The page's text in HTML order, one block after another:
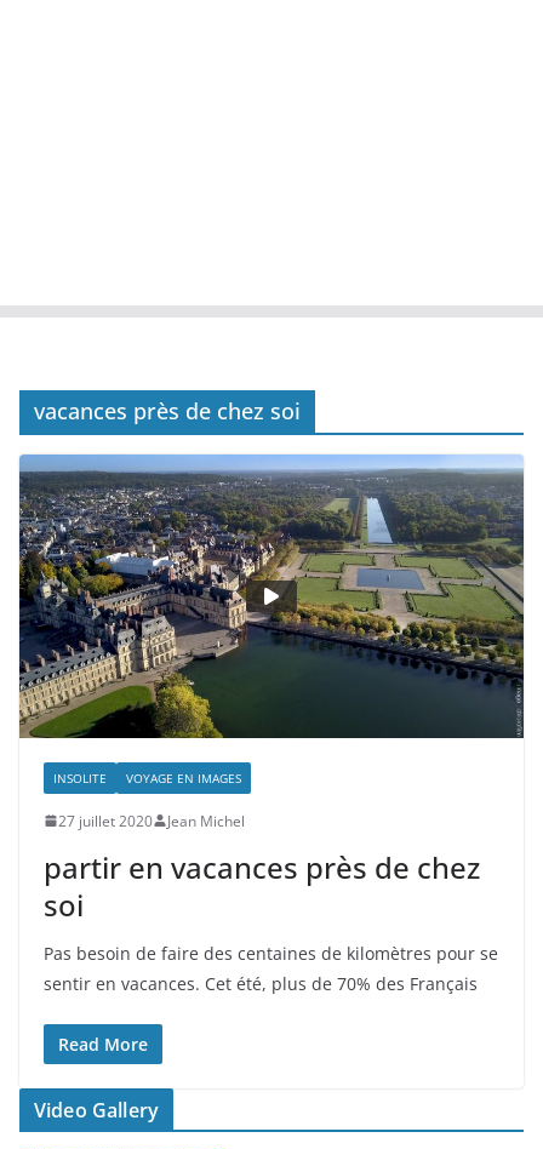
vacances près de chez soi
INSOLITE VOYAGE EN IMAGES
27 juillet 2020 Jean Michel
partir en vacances près de chez
soi
Pas besoin de faire des centaines de kilomètres pour se
sentir en vacances. Cet été, plus de 70% des Français
Read More
Video Gallery